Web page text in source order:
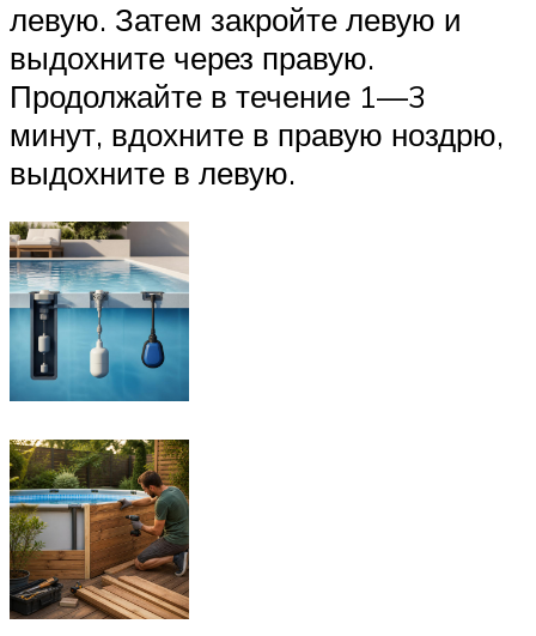
левую. Затем закройте левую и
выдохните через правую.
Продолжайте в течение 1—3
минут, вдохните в правую ноздрю,
выдохните в левую.